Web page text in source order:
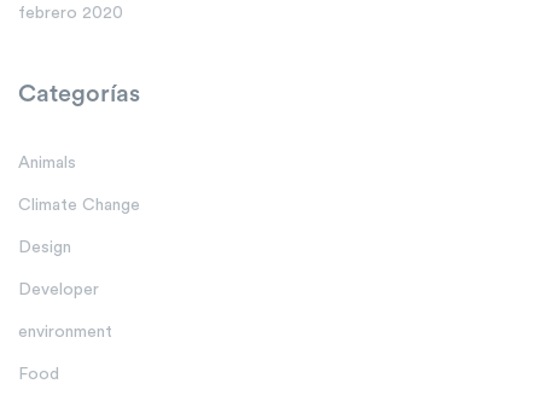
febrero 2020
Categorías
Animals
Climate Change
Design
Developer
environment
Food